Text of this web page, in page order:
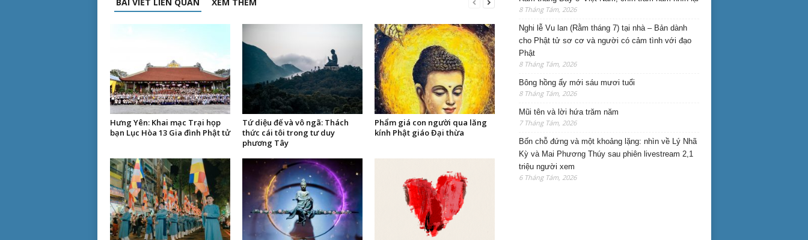
Hưng Yên: Khai mạc Trại họp
bạn Lục Hòa 13 Gia đình Phật tử
Tứ diệu đế và vô ngã: Thách
thức cái tôi trong tư duy
phương Tây
Phẩm giá con người qua lăng
kính Phật giáo Đại thừa
8 Tháng Tám, 2026
Nghi lễ Vu lan (Rằm tháng 7) tại nhà – Bản dành
cho Phật tử sơ cơ và người có cảm tình với đạo
Phật
8 Tháng Tám, 2026
Bông hồng ấy mới sáu mươi tuổi
8 Tháng Tám, 2026
Mũi tên và lời hứa trăm năm
7 Tháng Tám, 2026
Bốn chỗ đứng và một khoảng lặng: nhìn về Lý Nhã
Kỳ và Mai Phương Thúy sau phiên livestream 2,1
triệu người xem
6 Tháng Tám, 2026